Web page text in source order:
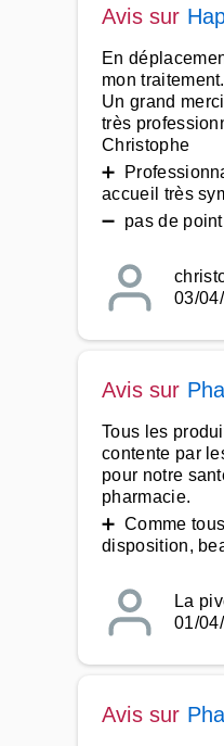
Avis sur
En
mon traitement.
Un grand
très
Christophe
➕
accueil très
➖ pas de
03/
Avis sur
Tous les
contente par
pour notre
pharmacie.
➕ Comme
disposition,
La
01/
Avis sur